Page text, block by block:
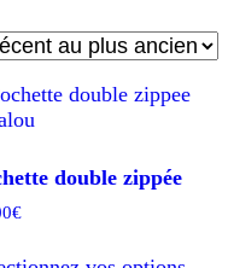
double zippée
€